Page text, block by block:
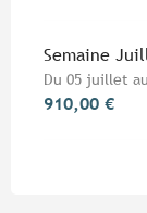
Semaine
Du 05 juillet
910,00 €